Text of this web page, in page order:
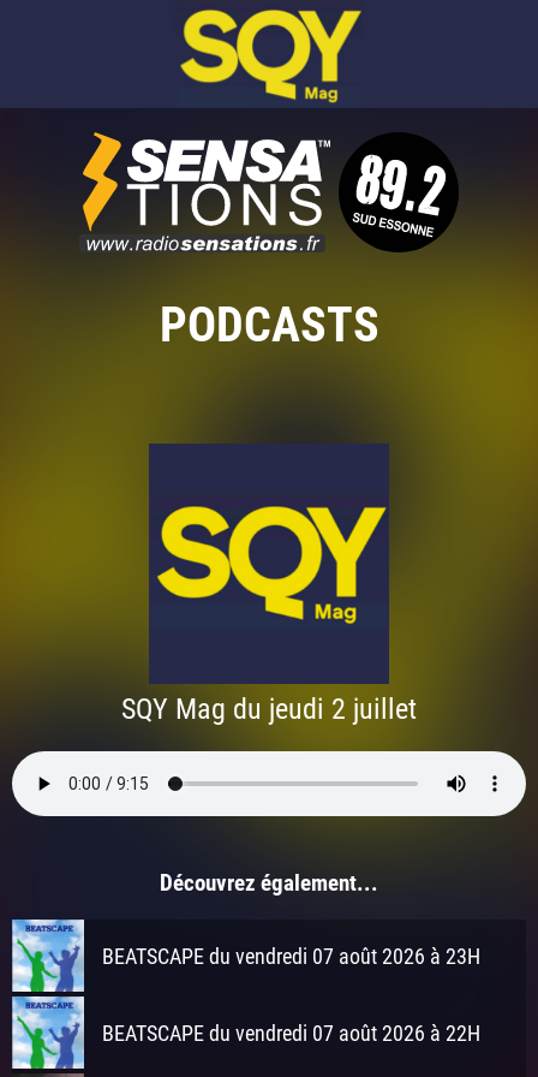
PODCASTS
SQY Mag du jeudi 2 juillet
Découvrez également...
BEATSCAPE du vendredi 07 août 2026 à 23H
BEATSCAPE du vendredi 07 août 2026 à 22H